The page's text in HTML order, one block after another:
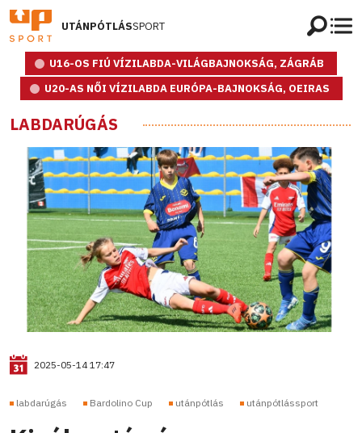
UTÁNPÓTLÁSSPORT
U16-OS FIÚ VÍZILABDA-VILÁGBAJNOKSÁG, ZÁGRÁB
U20-AS NŐI VÍZILABDA EURÓPA-BAJNOKSÁG, OEIRAS
LABDARÚGÁS
2025-05-14 17:47
labdarúgás Bardolino Cup utánpótlás utánpótlássport